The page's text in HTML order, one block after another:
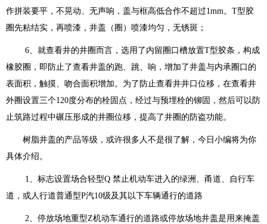
作拼装要平，不晃动、无声响，盖与框高低合作不超过1mm。T型胶
圈先粘结实，再喷漆，井盖（圈）喷漆均匀，无锈斑；
6、就查看井的井圈而言，选用了内留圈口槽放置T型胶条，构成
橡胶圈，即防止了查看井盖的跑、跳、响，增加了井盖与内承圈口的
表面积，触摸、吻合面积增加。为了防止查看井井口位移，在查看井
外圈设置三个120度分布的栓固点，经过与预埋栓的铆固，然后可以防
止筑路过程中碾压形成的井圈位移，提高了井圈的防盗功能。
树脂井盖的产品等级，或许很多人不是很了解，今日小编将为你
具体介绍。
1、标志设置场合轻型Q 禁止机动车进入的绿洲、甬道、自行车
道，或人行道普通型P汽10级及其以下车辆通行的道路
2、停放场地重型Z机动车通行的道路或停放场地井盖是用来掩盖